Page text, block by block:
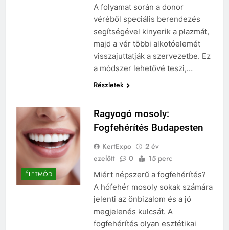
A folyamat során a donor
véréből speciális berendezés
segítségével kinyerik a plazmát,
majd a vér többi alkotóelemét
visszajuttatják a szervezetbe. Ez
a módszer lehetővé teszi,…
Részletek
ÉLETMÓD
Ragyogó mosoly:
Fogfehérítés Budapesten
KertExpo
2 év
ezelőtt
0 15 perc
Miért népszerű a fogfehérítés?
A hófehér mosoly sokak számára
jelenti az önbizalom és a jó
megjelenés kulcsát. A
fogfehérítés olyan esztétikai